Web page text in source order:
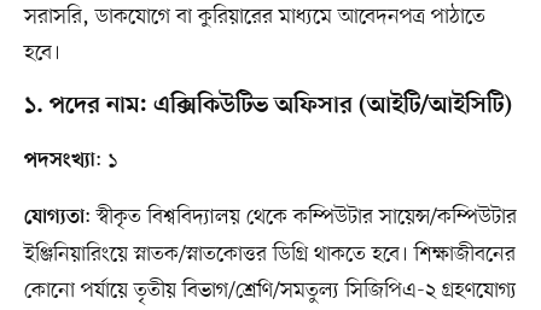
সরাসরি, ডাকযোগে বা কুরিয়ারের মাধ্যমে আবেদনপত্র পাঠাতে
হবে।
১. পদের নাম: এক্সিকিউটিভ অফিসার (আইটি/আইসিটি)
পদসংখ্যা: ১
যোগ্যতা: স্বীকৃত বিশ্ববিদ্যালয় থেকে কম্পিউটার সায়েন্স/কম্পিউটার
ইঞ্জিনিয়ারিংয়ে স্নাতক/স্নাতকোত্তর ডিগ্রি থাকতে হবে। শিক্ষাজীবনের
কোনো পর্যায়ে তৃতীয় বিভাগ/শ্রেণি/সমতুল্য সিজিপিএ-২ গ্রহণযোগ্য